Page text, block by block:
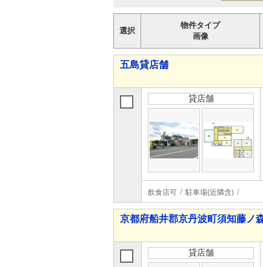
選択
物件タイプ
画像
五島貸店舗
貸店舗
飲食店可 駐車場(近隣含)
京都府船井郡京丹波町須知藤ノ
貸店舗